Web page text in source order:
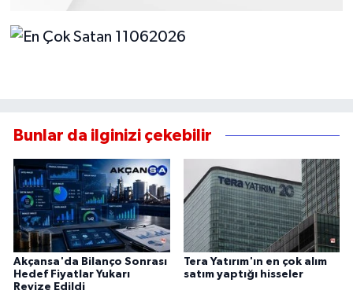
Bunlar da ilginizi çekebilir
Akçansa'da Bilanço Sonrası
Hedef Fiyatlar Yukarı
Revize Edildi
Tera Yatırım'ın en çok alım
satım yaptığı hisseler